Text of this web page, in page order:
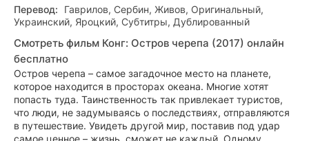
Перевод:
Гаврилов, Сербин, Живов, Оригинальный,
Украинский, Яроцкий, Субтитры, Дублированный
Смотреть фильм Конг: Остров черепа (2017) онлайн
бесплатно
Остров черепа – самое загадочное место на планете,
которое находится в просторах океана. Многие хотят
попасть туда. Таинственность так привлекает туристов,
что люди, не задумываясь о последствиях, отправляются
в путешествие. Увидеть другой мир, поставив под удар
самое ценное – жизнь, сможет не каждый. Одному